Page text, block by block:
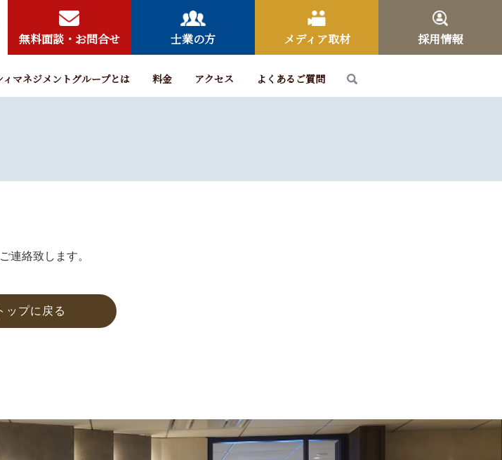
無料面談・お問合せ 士業の方 メディア取材 採用情報
ィマネジメントグループとは 料金 アクセス よくあるご質問
連絡致します。
ップに戻る